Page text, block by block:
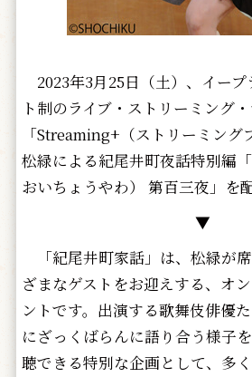
2023年3月25日（土）、イープ
ト制のライブ・ストリーミング
「Streaming+（ストリーミング
松緑による紀尾井町夜話特別編
おいちょうやわ） 第百三夜」を
▼
「紀尾井町家話」は、松緑が
ざまなゲストをお迎えする、オ
ントです。出演する歌舞伎俳優
にざっくばらんに語り合う様子
聴できる特別な企画として、多